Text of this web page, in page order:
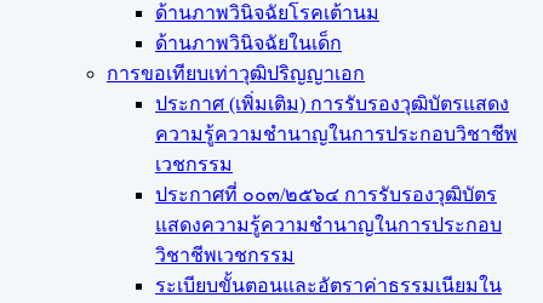
ด้านภาพวินิจฉัยโรคเต้านม
ด้านภาพวินิจฉัยในเด็ก
การขอเทียบเท่า​วุฒิปริญญา​เอก
ประกาศ (เพิ่มเติม) การรับรองวุฒิบัตรแสดง
ความรู้ความชำนาญในการประกอบวิชาชีพ
เวชกรรม
ประกาศที่ ๐๐๓/๒๕๖๔ การรับรองวุฒิบัตร
แสดงความรู้ความชำนาญในการประกอบ
วิชาชีพเวชกรรม
ระเบียบขั้นตอนและอัตราค่าธรรมเนียมใน